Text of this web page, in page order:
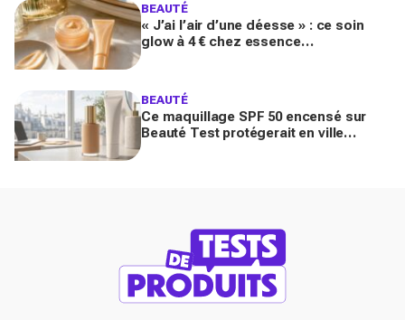
BEAUTÉ
« J’ai l’air d’une déesse » : ce soin
glow à 4 € chez essence
BEAUTÉ
Ce maquillage SPF 50 encensé sur
Beauté Test protégerait en ville